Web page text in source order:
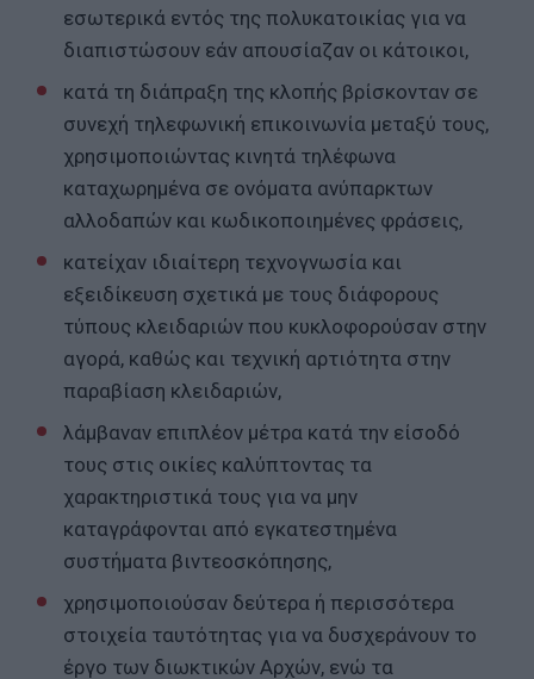
εσωτερικά εντός της πολυκατοικίας για να
διαπιστώσουν εάν απουσίαζαν οι κάτοικοι,
κατά τη διάπραξη της κλοπής βρίσκονταν σε
συνεχή τηλεφωνική επικοινωνία μεταξύ τους,
χρησιμοποιώντας κινητά τηλέφωνα
καταχωρημένα σε ονόματα ανύπαρκτων
αλλοδαπών και κωδικοποιημένες φράσεις,
κατείχαν ιδιαίτερη τεχνογνωσία και
εξειδίκευση σχετικά με τους διάφορους
τύπους κλειδαριών που κυκλοφορούσαν στην
αγορά, καθώς και τεχνική αρτιότητα στην
παραβίαση κλειδαριών,
λάμβαναν επιπλέον μέτρα κατά την είσοδό
τους στις οικίες καλύπτοντας τα
χαρακτηριστικά τους για να μην
καταγράφονται από εγκατεστημένα
συστήματα βιντεοσκόπησης,
χρησιμοποιούσαν δεύτερα ή περισσότερα
στοιχεία ταυτότητας για να δυσχεράνουν το
έργο των διωκτικών Αρχών, ενώ τα